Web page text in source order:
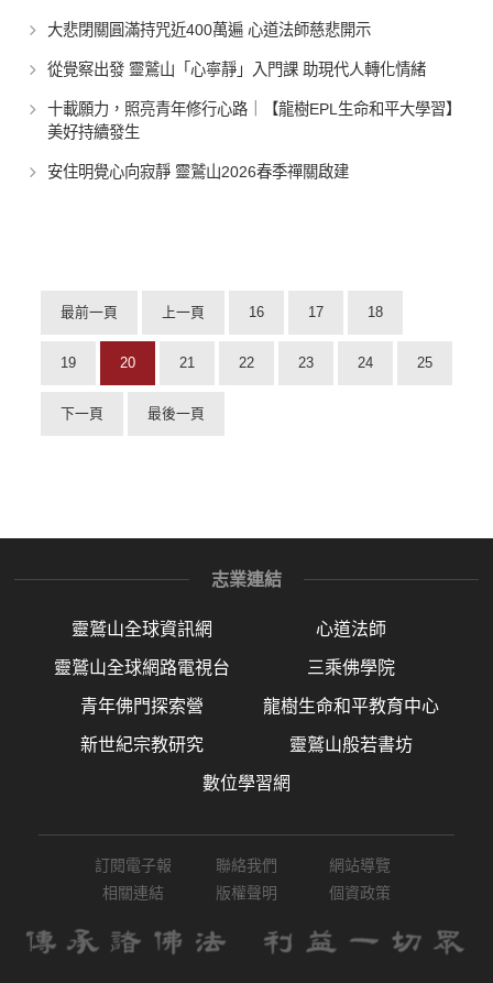
大悲閉關圓滿持咒近400萬遍 心道法師慈悲開示
從覺察出發 靈鷲山「心寧靜」入門課 助現代人轉化情緒
十載願力，照亮青年修行心路｜【龍樹EPL生命和平大學習】
美好持續發生
安住明覺心向寂靜 靈鷲山2026春季禪關啟建
最前一頁 上一頁 16 17 18
19 20 21 22 23 24 25
下一頁 最後一頁
志業連結
靈鷲山全球資訊網 心道法師
靈鷲山全球網路電視台 三乘佛學院
青年佛門探索營 龍樹生命和平教育中心
新世紀宗教研究 靈鷲山般若書坊
數位學習網
訂閱電子報 聯絡我們
網站導覽
相關連結
版權聲明 個資政策